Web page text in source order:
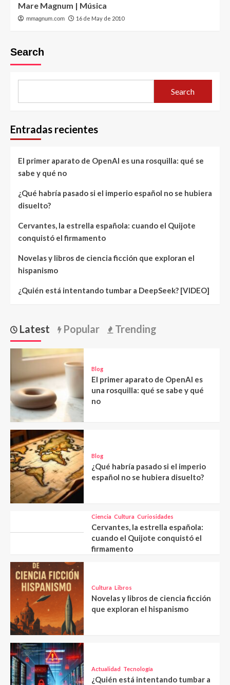
Mare Magnum | Música
mmagnum.com 16 de May de 2010
Search
Search
Entradas recientes
El primer aparato de OpenAI es una rosquilla: qué se
sabe y qué no
¿Qué habría pasado si el imperio español no se hubiera
disuelto?
Cervantes, la estrella española: cuando el Quijote
conquistó el firmamento
Novelas y libros de ciencia ficción que exploran el
hispanismo
¿Quién está intentando tumbar a DeepSeek? [VIDEO]
Latest Popular Trending
Blog
El primer aparato de OpenAI es
una rosquilla: qué se sabe y qué
no
Blog
¿Qué habría pasado si el imperio
español no se hubiera disuelto?
Ciencia Cultura Curiosidades
Cervantes, la estrella española:
cuando el Quijote conquistó el
firmamento
Cultura Libros
Novelas y libros de ciencia ficción
que exploran el hispanismo
Actualidad Tecnología
¿Quién está intentando tumbar a